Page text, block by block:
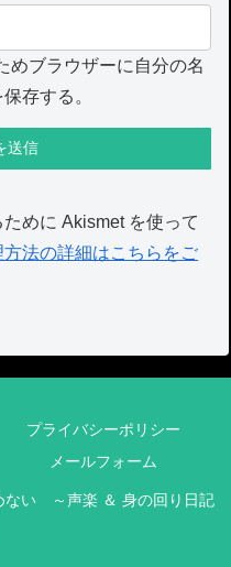
めブラウザーに自分の名
存する。
めに Akismet を使って
法の詳細はこちらをご
プライバシーポリシー
メールフォーム
ない ～声楽 ＆ 身の回り日記